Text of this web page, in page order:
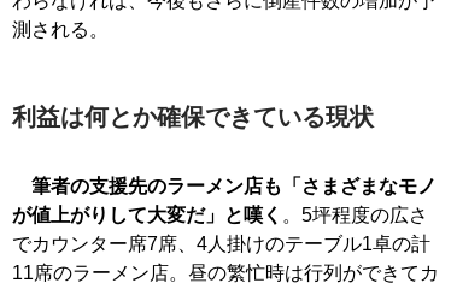
測される。
利益は何とか確保できている現状
筆者の支援先のラーメン店も「さまざまなモノ
が値上がりして大変だ」と嘆く 。5坪程度の広さ
でカウンター席7席、4人掛けのテーブル1卓の計
11席のラーメン店。昼の繁忙時は行列ができてカ